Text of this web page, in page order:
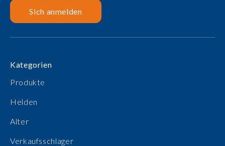
Sich anmelden
Kategorien
Produkte
Helden
Alter
Verkaufsschlager